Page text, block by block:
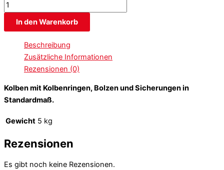
In den Warenkorb
Beschreibung
Zusätzliche Informationen
Rezensionen (0)
Kolben mit Kolbenringen, Bolzen und Sicherungen in
Standardmaß.
Gewicht 5 kg
Rezensionen
Es gibt noch keine Rezensionen.